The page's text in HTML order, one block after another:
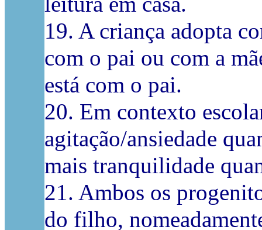
19. A criança adopta
com o pai ou com a
está com o pai.
20. Em contexto
agitação/ansiedade
mais tranquilidade
21. Ambos os
do filho,